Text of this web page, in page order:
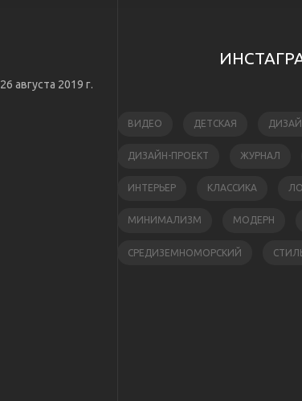
26 августа 2019 г.
ВИДЕО ДЕТСКАЯ
ДИЗАЙН-ПРОЕКТ ЖУРНАЛ
ИНТЕРЬЕР КЛАССИКА
МИНИМАЛИЗМ МОДЕРН
СРЕДИЗЕМНОМОРСКИЙ